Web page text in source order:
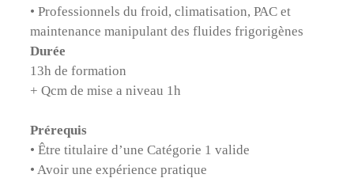
• Professionnels du froid, climatisation, PAC et
maintenance manipulant des fluides frigorigènes
Durée
13h de formation
+ Qcm de mise a niveau 1h
Prérequis
• Être titulaire d’une Catégorie 1 valide
• Avoir une expérience pratique